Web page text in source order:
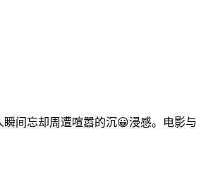
间忘却周遭喧嚣的沉😀浸感。电影与